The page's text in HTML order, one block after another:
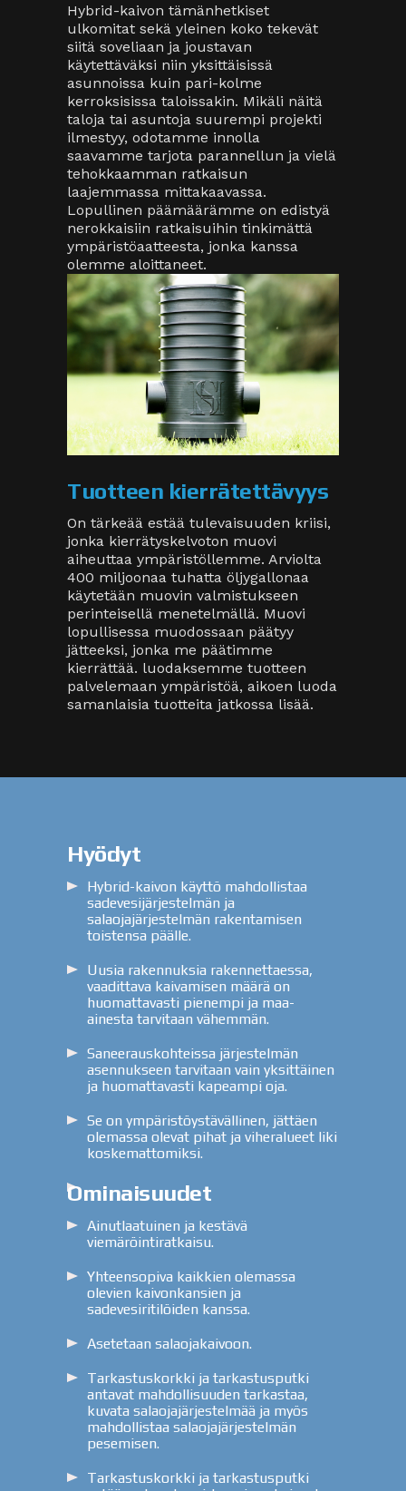
Hybrid-kaivon tämänhetkiset
ulkomitat sekä yleinen koko tekevät
siitä soveliaan ja joustavan
käytettäväksi niin yksittäisissä
asunnoissa kuin pari-kolme
kerroksisissa taloissakin. Mikäli näitä
taloja tai asuntoja suurempi projekti
ilmestyy, odotamme innolla
saavamme tarjota parannellun ja vielä
tehokkaamman ratkaisun
laajemmassa mittakaavassa.
Lopullinen päämäärämme on edistyä
nerokkaisiin ratkaisuihin tinkimättä
ympäristöaatteesta, jonka kanssa
olemme aloittaneet.
Tuotteen kierrätettävyys
On tärkeää estää tulevaisuuden kriisi,
jonka kierrätyskelvoton muovi
aiheuttaa ympäristöllemme. Arviolta
400 miljoonaa tuhatta öljygallonaa
käytetään muovin valmistukseen
perinteisellä menetelmällä. Muovi
lopullisessa muodossaan päätyy
jätteeksi, jonka me päätimme
kierrättää. luodaksemme tuotteen
palvelemaan ympäristöä, aikoen luoda
samanlaisia tuotteita jatkossa lisää.
Hyödyt
Hybrid-kaivon käyttö mahdollistaa
sadevesijärjestelmän ja
salaojajärjestelmän rakentamisen
toistensa päälle.
Uusia rakennuksia rakennettaessa,
vaadittava kaivamisen määrä on
huomattavasti pienempi ja maa-
ainesta tarvitaan vähemmän.
Saneerauskohteissa järjestelmän
asennukseen tarvitaan vain yksittäinen
ja huomattavasti kapeampi oja.
Se on ympäristöystävällinen, jättäen
olemassa olevat pihat ja viheralueet liki
koskemattomiksi.
Ominaisuudet
Ainutlaatuinen ja kestävä
viemäröintiratkaisu.
Yhteensopiva kaikkien olemassa
olevien kaivonkansien ja
sadevesiritilöiden kanssa.
Asetetaan salaojakaivoon.
Tarkastuskorkki ja tarkastusputki
antavat mahdollisuuden tarkastaa,
kuvata salaojajärjestelmää ja myös
mahdollistaa salaojajärjestelmän
pesemisen.
Tarkastuskorkki ja tarkastusputki